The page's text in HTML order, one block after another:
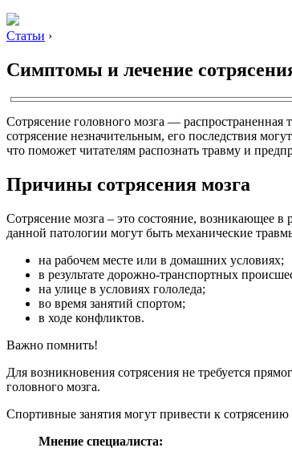
Статьи ›
Симптомы и лечение
Сотрясение головного мозга —
сотрясение незначительным, его последствия
что поможет читателям распознать травму и
Причины сотрясения мозга
Сотрясение мозга – это состояние, возникающее
данной патологии могут быть механические
на рабочем месте или в домашних условиях;
в результате дорожно-транспортных
на улице в условиях гололеда;
во время занятий спортом;
в ходе конфликтов.
Важно помнить!
Для возникновения сотрясения не требуется
головного мозга.
Спортивные занятия могут привести к сотрясению
Мнение специалиста: